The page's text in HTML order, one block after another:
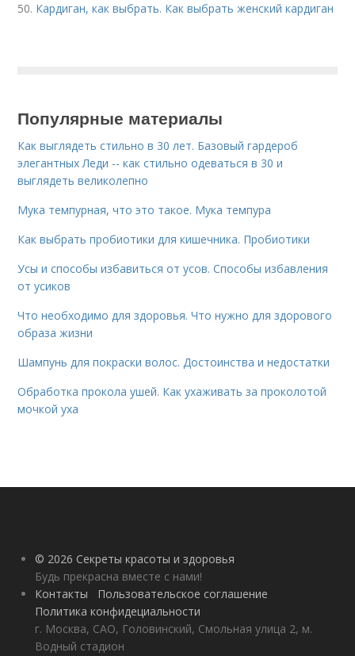
50. Кардиган, как выбрать. Как выбрать женский кардиган
Популярные материалы
Как выглядеть стильно в 30 лет. Базовый гардероб
элегантных Леди -- как стильно одеваться в 30 и
выглядеть великолепно
Мука темпурная, что это такое. Мука темпура
Как выбрать пробиотики для кишечника. Пробиотики
Усы и способы избавиться от усов. Способы избавления
от усиков
Что необходимо для здоровья. Что нужно для здорового
образа жизни
Шампунь для покраски волос. Достоинства и недостатки
Обработка прокола ушей. Как ухаживать за проколотой
мочкой уха
© 2026 Секреты красоты и здоровья
Будь прекрасна вместе с нами!
Контакты
Пользовательское соглашение
Политика конфидециальности
г. Москва, САО, Головинский, Смольная улица 2, м.
Водный стадион